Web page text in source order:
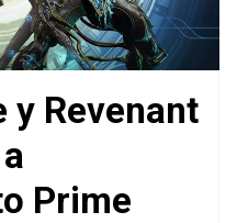
y Revenant
Prime